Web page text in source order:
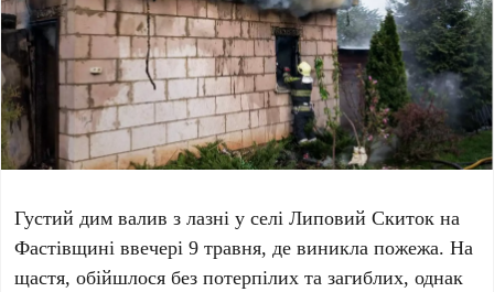
Густий дим валив з лазні у селіЛиповий Скиток на
Фастівщині ввечері9 травня, де виникла пожежа. На
щастя, обійшлося без потерпілих та загиблих, однак